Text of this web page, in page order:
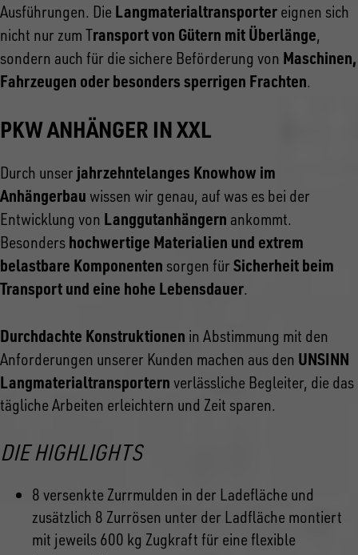
Ausführungen. Die Langmaterialtransporter eignen sich
nicht nur zum Transport von Gütern mit Überlänge,
sondern auch für die sichere Beförderung von Maschinen,
Fahrzeugen oder besonders sperrigen Frachten.
PKW ANHÄNGER IN XXL
Durch unser jahrzehntelanges Knowhow im
Anhängerbau wissen wir genau, auf was es bei der
Entwicklung von Langgutanhängern ankommt.
Besonders hochwertige Materialien und extrem
belastbare Komponenten sorgen für Sicherheit beim
Transport und eine hohe Lebensdauer.
Durchdachte Konstruktionen in Abstimmung mit den
Anforderungen unserer Kunden machen aus den UNSINN
Langmaterialtransportern verlässliche Begleiter, die das
tägliche Arbeiten erleichtern und Zeit sparen.
DIE HIGHLIGHTS
8 versenkte Zurrmulden in der Ladefläche und
zusätzlich 8 Zurrösen unter der Ladfläche montiert
mit jeweils 600 kg Zugkraft für eine flexible